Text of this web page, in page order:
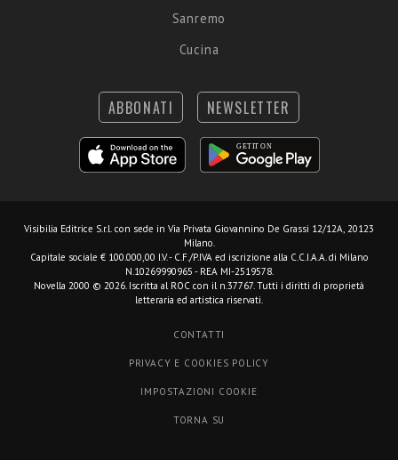
Sanremo
Cucina
ABBONATI NEWSLETTER
Visibilia Editrice S.r.l. con sede in Via Privata Giovannino De Grassi 12/12A, 20123
Milano.
Capitale sociale € 100.000,00 I.V. - C.F./P.IVA ed iscrizione alla C.C.I.A.A. di Milano
N.10269990965 - REA MI-2519578.
Novella 2000 © 2026. Iscritta al ROC con il n.37767. Tutti i diritti di proprietà
letteraria ed artistica riservati.
CONTATTI
PRIVACY E COOKIES POLICY
IMPOSTAZIONI COOKIE
TORNA SU